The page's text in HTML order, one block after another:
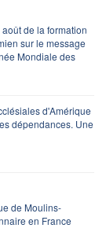
de la formation
sur le message
Mondiale des
d'Amérique
dépendances. Une
de Moulins-
en France